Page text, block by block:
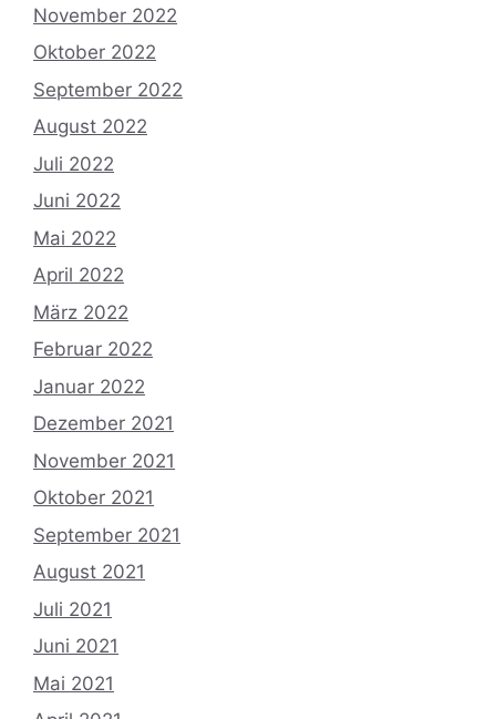
November 2022
Oktober 2022
September 2022
August 2022
Juli 2022
Juni 2022
Mai 2022
April 2022
März 2022
Februar 2022
Januar 2022
Dezember 2021
November 2021
Oktober 2021
September 2021
August 2021
Juli 2021
Juni 2021
Mai 2021